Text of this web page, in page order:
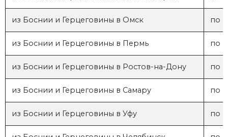
из Боснии и Герцеговины в Омск по
из Боснии и Герцеговины в Пермь по
из Боснии и Герцеговины в Ростов-на-Дону по
из Боснии и Герцеговины в Самару по
из Боснии и Герцеговины в Уфу по